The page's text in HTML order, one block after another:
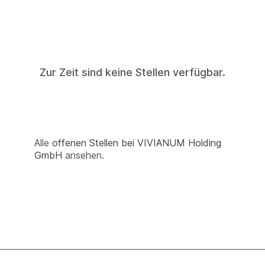
Zur Zeit sind keine Stellen verfügbar.
Alle offenen Stellen bei VIVIANUM Holding
GmbH ansehen.